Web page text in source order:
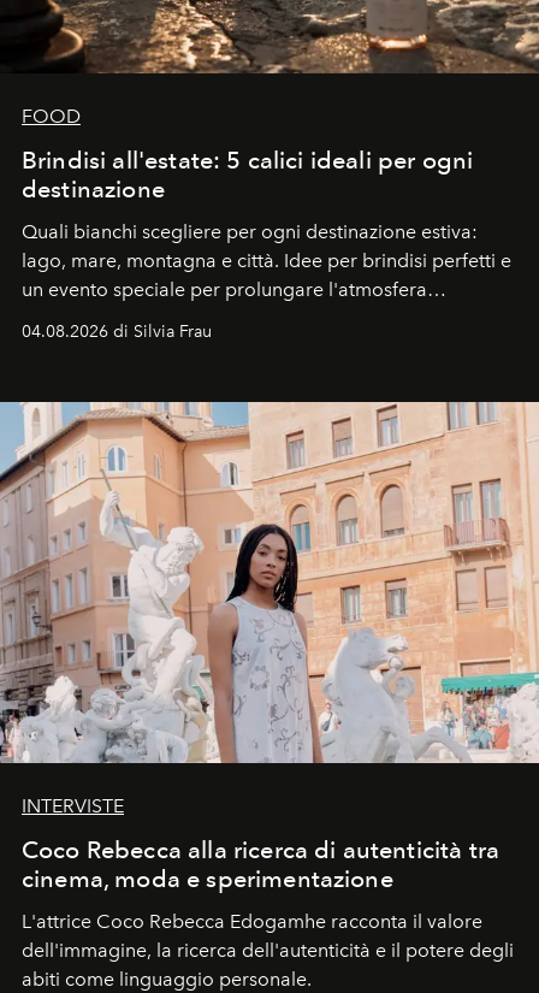
FOOD
Brindisi all'estate: 5 calici ideali per ogni
destinazione
Quali bianchi scegliere per ogni destinazione estiva:
lago, mare, montagna e città. Idee per brindisi perfetti e
un evento speciale per prolungare l'atmosfera
04.08.2026 di Silvia Frau
INTERVISTE
Coco Rebecca alla ricerca di autenticità tra
cinema, moda e sperimentazione
L'attrice Coco Rebecca Edogamhe racconta il valore
dell'immagine, la ricerca dell'autenticità e il potere degli
abiti come linguaggio personale.